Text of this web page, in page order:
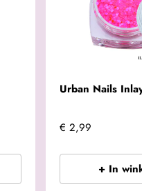
Urban Nails
€ 2,99
+ In